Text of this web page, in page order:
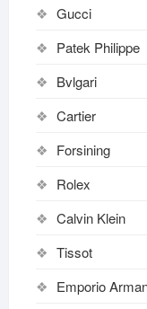
Gucci
Patek Philippe
Bvlgari
Cartier
Forsining
Rolex
Calvin Klein
Tissot
Emporio